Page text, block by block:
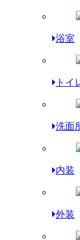
浴室
トイ
洗面
内装
外装